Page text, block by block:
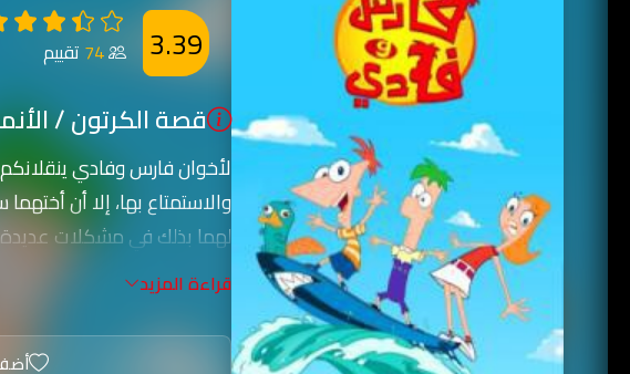
74 تقييم 3.39
قصة الكرتون /
لأخوان فارس وفادي
والاستمتاع بها، إلا أن
لهما بذلك في مشكلات
قراءة المزيد